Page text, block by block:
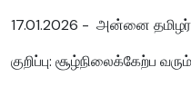
17.01.2026 - அன்னை
குறிப்பு: சூழ்நிலைக்கேற்ப